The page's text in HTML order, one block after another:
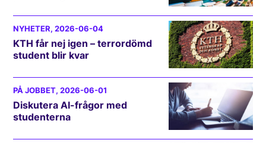
NYHETER, 2026-06-04
KTH får nej igen – terrordömd
student blir kvar
PÅ JOBBET, 2026-06-01
Diskutera AI-frågor med
studenterna